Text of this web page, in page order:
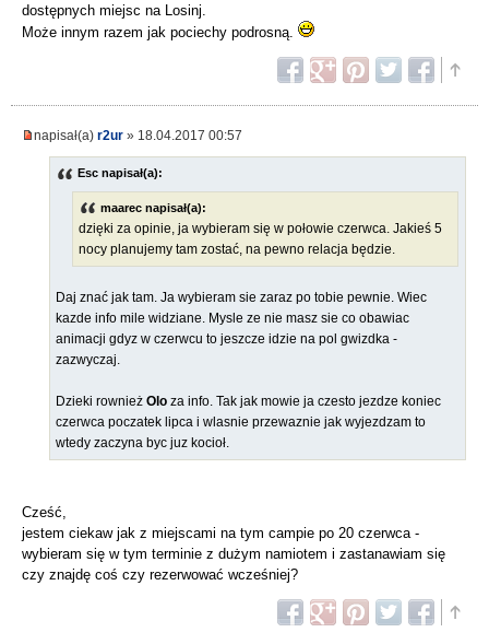
dostępnych miejsc na Losinj.
Może innym razem jak pociechy podrosną.
napisał(a) r2ur » 18.04.2017 00:57
Esc napisał(a):
maarec napisał(a):
dzięki za opinie, ja wybieram się w połowie czerwca. Jakieś 5
nocy planujemy tam zostać, na pewno relacja będzie.
Daj znać jak tam. Ja wybieram sie zaraz po tobie pewnie. Wiec
kazde info mile widziane. Mysle ze nie masz sie co obawiac
animacji gdyz w czerwcu to jeszcze idzie na pol gwizdka -
zazwyczaj.
Dzieki rownież Olo za info. Tak jak mowie ja czesto jezdze koniec
czerwca poczatek lipca i wlasnie przewaznie jak wyjezdzam to
wtedy zaczyna byc juz kocioł.
Cześć,
jestem ciekaw jak z miejscami na tym campie po 20 czerwca -
wybieram się w tym terminie z dużym namiotem i zastanawiam się
czy znajdę coś czy rezerwować wcześniej?